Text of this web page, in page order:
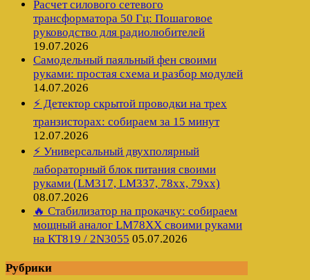
Расчет силового сетевого
трансформатора 50 Гц: Пошаговое
руководство для радиолюбителей
19.07.2026
Самодельный паяльный фен своими
руками: простая схема и разбор модулей
14.07.2026
⚡ Детектор скрытой проводки на трех
транзисторах: собираем за 15 минут
12.07.2026
⚡ Универсальный двухполярный
лабораторный блок питания своими
руками (LM317, LM337, 78xx, 79xx)
08.07.2026
🔥 Стабилизатор на прокачку: собираем
мощный аналог LM78XX своими руками
на КТ819 / 2N3055 05.07.2026
Рубрики